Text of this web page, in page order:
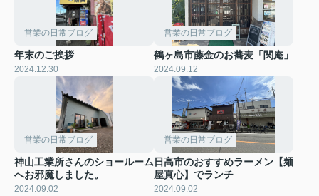
営業の日常ブログ
年末のご挨拶
2024.12.30
営業の日常ブログ
鶴ヶ島市藤金のお蕎麦「関庵」
2024.09.12
営業の日常ブログ
神山工業所さんのショールーム
へお邪魔しました。
2024.09.02
営業の日常ブログ
日高市のおすすめラーメン【麺
屋真心】でランチ
2024.09.02